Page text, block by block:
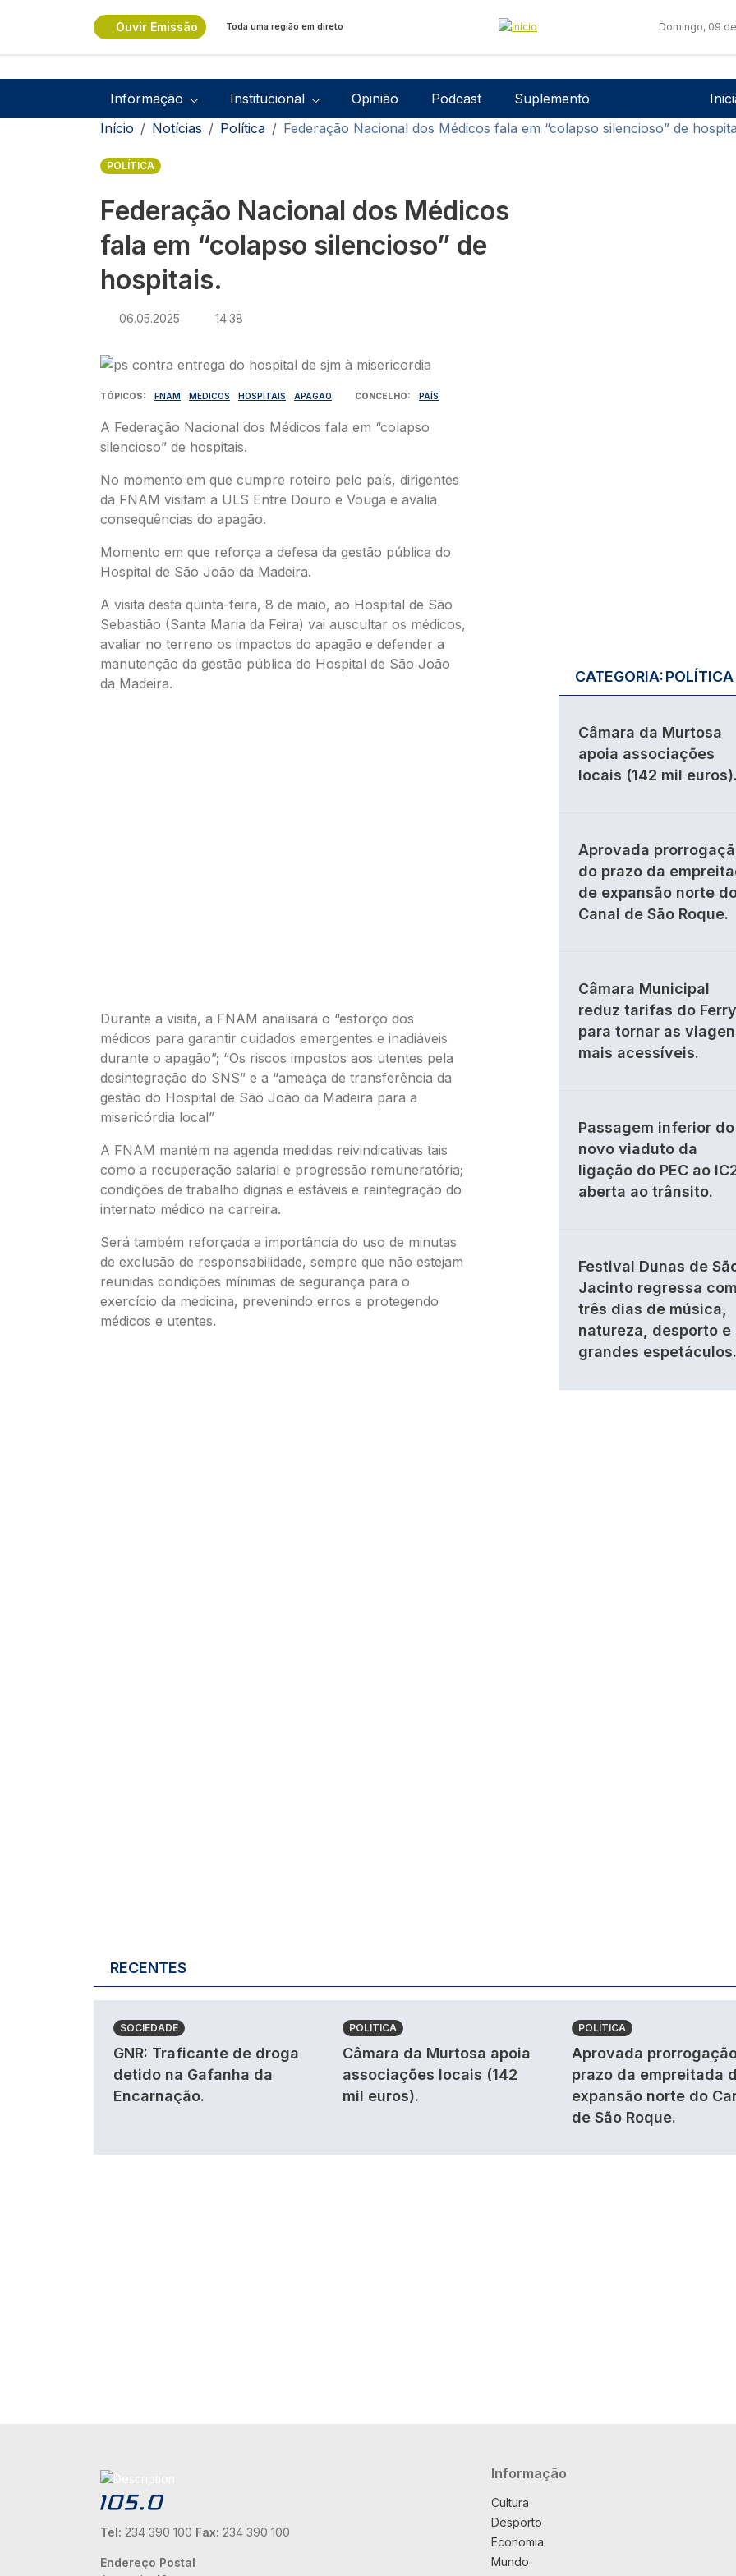
Ouvir Emissão Toda uma região em direto Domingo, 09
Navegação principal
Informação Institucional Opinião Podcast Suplemento
Navegação estrutural
Início Notícias Política Federação Nacional dos Médicos fala em “colapso silencioso” de
POLÍTICA
Federação Nacional dos Médicos
fala em “colapso silencioso” de
hospitais.
06.05.2025 14:38
Imagem
TÓPICOS FNAM MÉDICOS HOSPITAIS APAGAO CONCELHO PAÍS
A Federação Nacional dos Médicos fala em “colapso
silencioso” de hospitais.
No momento em que cumpre roteiro pelo país, dirigentes
da FNAM visitam a ULS Entre Douro e Vouga e avalia
consequências do apagão.
Momento em que reforça a defesa da gestão pública do
Hospital de São João da Madeira.
A visita desta quinta-feira, 8 de maio, ao Hospital de São
Sebastião (Santa Maria da Feira) vai auscultar os médicos,
avaliar no terreno os impactos do apagão e defender a
manutenção da gestão pública do Hospital de São João
da Madeira.
Durante a visita, a FNAM analisará o “esforço dos
médicos para garantir cuidados emergentes e inadiáveis
durante o apagão”; “Os riscos impostos aos utentes pela
desintegração do SNS” e a “ameaça de transferência da
gestão do Hospital de São João da Madeira para a
misericórdia local”
A FNAM mantém na agenda medidas reivindicativas tais
como a recuperação salarial e progressão remuneratória;
condições de trabalho dignas e estáveis e reintegração do
internato médico na carreira.
Será também reforçada a importância do uso de minutas
de exclusão de responsabilidade, sempre que não estejam
reunidas condições mínimas de segurança para o
exercício da medicina, prevenindo erros e protegendo
médicos e utentes.
CATEGORIA:POLÍTICA
Câmara da Murtosa
apoia associações
locais (142 mil euros).
Aprovada
do prazo da
de expansão norte
Canal de São Roque.
Câmara Municipal
reduz tarifas do Ferry
para tornar as
mais acessíveis.
Passagem inferior do
novo viaduto da
ligação do PEC ao
aberta ao trânsito.
Festival Dunas de
Jacinto regressa com
três dias de música,
natureza, desporto e
grandes espetáculos.
RECENTES
SOCIEDADE
GNR: Traficante de droga
detido na Gafanha da
Encarnação.
POLÍTICA
Câmara da Murtosa apoia
associações locais (142
mil euros).
POLÍTICA
Aprovada
prazo da empreitada
expansão norte do
de São Roque.
Tel: 234 390 100 Fax: 234 390 100
Endereço Postal
Navegação principal
Informação
Cultura
Desporto
Economia
Mundo